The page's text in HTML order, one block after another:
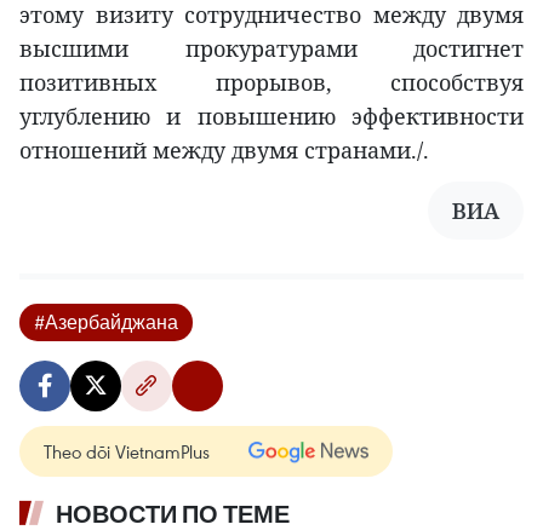
этому визиту сотрудничество между двумя
высшими прокуратурами достигнет
позитивных прорывов, способствуя
углублению и повышению эффективности
отношений между двумя странами./.
ВИА
#Азербайджана
Theo dõi VietnamPlus
НОВОСТИ ПО ТЕМЕ